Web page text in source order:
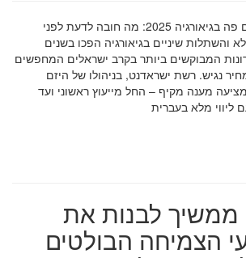
השתלות שיניים ושיקום פה בגיאורגיה 2025: מה חובה לדעת לפני
והשתלות שיניים בגיאורגיה הפכו בשנים
המבוקשים ביותר בקרב ישראלים המחפשים
נגיש. רשת ישראדנט, בניהולו של היזם
מענה מקיף – החל מייעוץ ראשוני ועד
ממשיך לבנות את
הצמיחה הבולטים